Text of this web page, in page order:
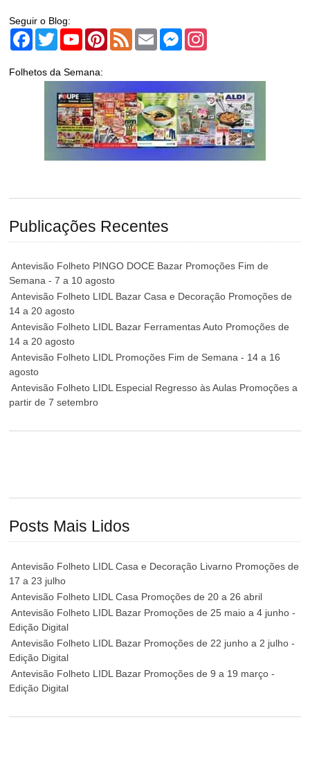
Seguir o Blog:
Facebook
TwitterYouTubePinterest
Feed Email Messenger
Folhetos da Semana:
Publicações Recentes
Antevisão Folheto PINGO DOCE Bazar Promoções Fim de
Semana - 7 a 10 agosto
Antevisão Folheto LIDL Bazar Casa e Decoração Promoções de
14 a 20 agosto
Antevisão Folheto LIDL Bazar Ferramentas Auto Promoções de
14 a 20 agosto
Antevisão Folheto LIDL Promoções Fim de Semana - 14 a 16
agosto
Antevisão Folheto LIDL Especial Regresso às Aulas Promoções a
partir de 7 setembro
Posts Mais Lidos
Antevisão Folheto LIDL Casa e Decoração Livarno Promoções de
17 a 23 julho
Antevisão Folheto LIDL Casa Promoções de 20 a 26 abril
Antevisão Folheto LIDL Bazar Promoções de 25 maio a 4 junho -
Edição Digital
Antevisão Folheto LIDL Bazar Promoções de 22 junho a 2 julho -
Edição Digital
Antevisão Folheto LIDL Bazar Promoções de 9 a 19 março -
Edição Digital